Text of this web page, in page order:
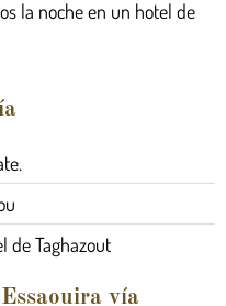
la noche en un hotel de
de Taghazout
vía